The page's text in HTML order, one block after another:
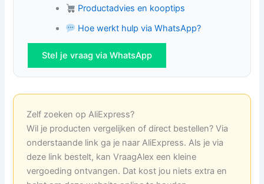
Productadvies en kooptips
Hoe werkt hulp via WhatsApp?
Stel je vraag via WhatsApp
Zelf zoeken op AliExpress?
Wil je producten vergelijken of direct bestellen? Via
onderstaande link ga je naar AliExpress. Als je via
deze link bestelt, kan VraagAlex een kleine
vergoeding ontvangen. Dat kost jou niets extra en